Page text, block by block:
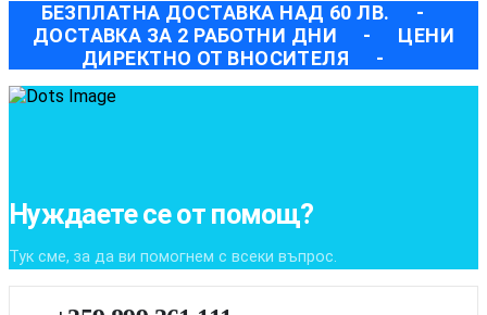
БЕЗПЛАТНА ДОСТАВКА НАД 60 ЛВ.
-
ДОСТАВКА ЗА 2 РАБОТНИ ДНИ
-
ЦЕНИ
ДИРЕКТНО ОТ ВНОСИТЕЛЯ
-
Нуждаете се от помощ?
Тук сме, за да ви помогнем с всеки въпрос.